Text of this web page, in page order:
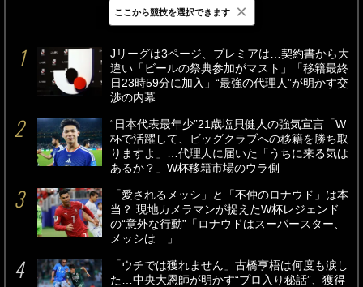
最新 24時間 週間
Jリーグは3ページ、プレミアは…契約書から大
違い「ビールの祭典参加がマスト」「移籍最終
日23時59分に加入」“最強の代理人”が明かす交
渉の内幕
“日本代表最年少”21歳塩貝健人の強気宣言「W
杯で活躍して、ビッグクラブへの移籍を勝ち取
りますよ」…代理人に届いた「うちに来る気は
あるか？」W杯移籍市場のウラ側
「愛されるメッシ」と「不仲のロナウド」は本
当？ 現地カメラマンが捉えたW杯レジェンド
の“意外な行動”「ロナウドはスーパースター、
メッシは…」
「ウチでは獲れません」古橋亨梧は何度も涙し
た…中央大恩師が明かす“プロ入り秘話”、獲得
ここから競技を選択できます ×